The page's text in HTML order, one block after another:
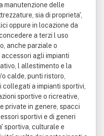
manutenzione delle
sia di proprieta',
oppure in locazione da
a terzi l uso
anche parziale o
accessori agli impianti
l allestimento e la
calde, punti ristoro,
a impianti sportivi,
sportive o ricreative,
private in genere, spacci
sportivi e di generi
sportiva, culturale e